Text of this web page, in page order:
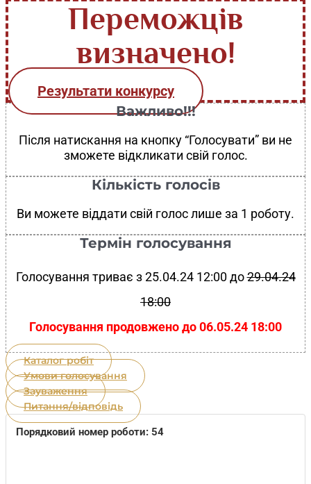
Переможців
визначено!
Результати конкурсу
Важливо!!!
Після натискання на кнопку “Голосувати” ви не
зможете відкликати свій голос.
Кількість голосів
Ви можете віддати свій голос лише за 1 роботу.
Термін голосування
Голосування триває з 25.04.24 12:00 до29.04.24
18:00
Голосування продовжено до 06.05.24 18:00
Каталог робіт
Умови голосування
Зауваження
Питання/відповідь
Порядковий номер роботи: 54